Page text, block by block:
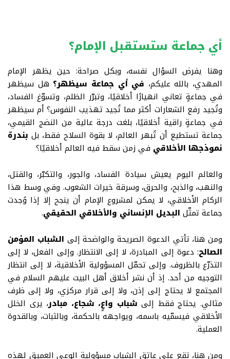
أي جماعة ستستقبل الإمام؟
وهنا يفرض السؤال نفسه، وبكل صراحة: حين يظهر الإمام
المهدي، بالله عليكم، في أي جماعة سيظهر؟ هل سيظهر
في جماعةٍ تعاني انهيارًا أخلاقيًا، وتبرّر الظلم، وتسوّغ الفساد،
وتُجيد رفع الشعارات أكثر مما تُجيد تهذيب النفوس؟ أم سيظهر
في جماعةٍ راقية أخلاقيًا، بلغت درجة عالية من النضج القيمي،
جماعة تستطيع أن تُبهر العالم، لا بقوة السلاح فقط، بل بندرة
نموذجها الأخلاقي في زمن سقط فيه العالم أخلاقيًا؟
والعالم اليوم يعيش سيادة الفساد، والجور، والتكبّر، والقتل،
والنهب، والذبح، والحرق، وسرقة خيرات الشعوب. وفي وسط هذا
الركام الأخلاقي، لا يمكن لمشروع الإمام أن ينجح إلا إذا وُجدت
جماعة تمثّل البديل الإنساني والأخلاقي الحقيقي.
ومن هنا، تأتي الدعوة الصريحة والواضحة إلى الشباب المؤمن
الصالح:دعوة إلى المبادرة، لا إلى الانتظار. وإلى الفعل، لا إلى
التذرّع بالظروف. وإلى تحمّل المسؤولية الأخلاقية، لا إلى انتظار
التوجيه من أحد. إذ أن نشر أخلاق أهل البيت عليهم السلام في
المجتمع لا يحتاج إلى إذن، ولا إلى قرار مركزي، ولا إلى ظرف
مثالي. يحتاج فقط إلى شباب واعٍ، شجاع، مبادر، يرى الخلل
الأخلاقي فيسمّيه باسمه، ويواجهه بالحكمة، وبالثبات، وبالقدوة
العملية.
ومن هنا، تقع على عاتق الشباب مسؤولية الوعي العميق لهذه